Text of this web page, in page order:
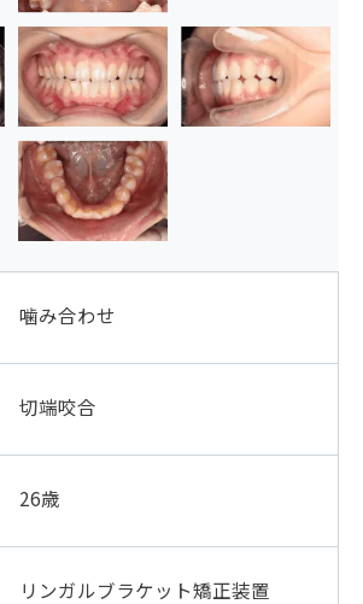
噛み合わせ
切端咬合
26歳
リンガルブラケット矯正装置